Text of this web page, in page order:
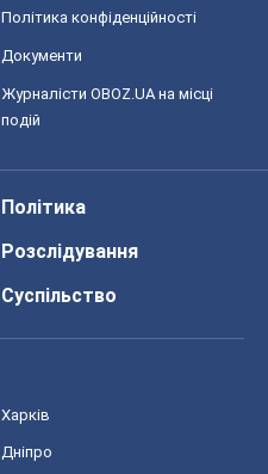
Політика конфіденційності
Документи
Журналісти OBOZ.UA на місці
подій
Політика
Розслідування
Суспільство
Харків
Дніпро